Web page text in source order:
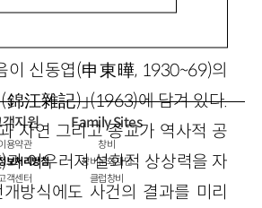
리고 법열(法悅)
이 신동엽(申東曄, 1930~69)의
(錦江雜記)」(1963)에 담겨 있다.
자연 그리고 종교가 역사적 공
어우러져 설화적 상상력을 자
방식에도 사건의 결과를 미리
지원
용약관
보처리방침
객센터
Family Sites
창비
창비문화재단
클럽창비